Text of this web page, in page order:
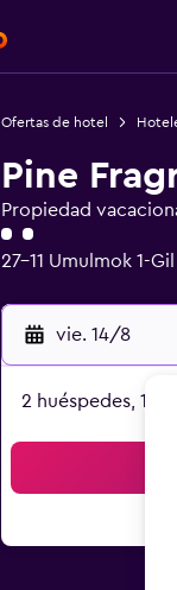
Ofertas de hotel
Pine
Propiedad
Categoría 2
27-11 Umulmok 1-
vie. 14/8
2 huéspedes, 1